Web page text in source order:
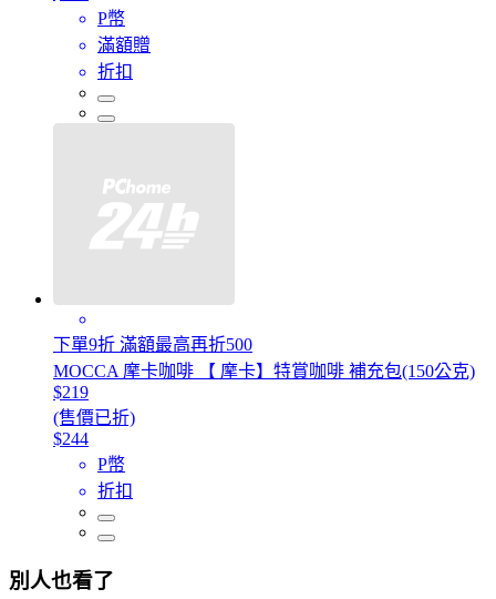
P幣
滿額贈
折扣
下單9折 滿額最高再折500
MOCCA 摩卡咖啡 【 摩卡】特賞咖啡 補充包(150公克)
$219
(售價已折)
$244
P幣
折扣
別人也看了